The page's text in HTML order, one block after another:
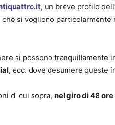
, un breve profilo
si vogliono particolarmente
si possono tranquillamente
, ecc. dove desumere queste
di cui sopra, nel giro di 48 ore